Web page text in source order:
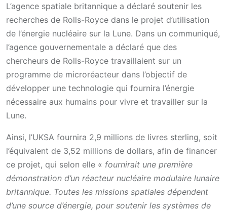
L’agence spatiale britannique a déclaré soutenir les
recherches de Rolls-Royce dans le projet d’utilisation
de l’énergie nucléaire sur la Lune. Dans un communiqué,
l’agence gouvernementale a déclaré que des
chercheurs de Rolls-Royce travaillaient sur un
programme de microréacteur dans l’objectif de
développer une technologie qui fournira l’énergie
nécessaire aux humains pour vivre et travailler sur la
Lune.
Ainsi, l’UKSA fournira 2,9 millions de livres sterling, soit
l’équivalent de 3,52 millions de dollars, afin de financer
ce projet, qui selon elle « fournirait une première
démonstration d’un réacteur nucléaire modulaire lunaire
britannique. Toutes les missions spatiales dépendent
d’une source d’énergie, pour soutenir les systèmes de